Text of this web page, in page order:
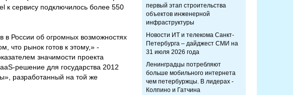
к сервису подключилось более 550
России об огромных возможностях
что рынок готов к этому,» -
значимости проекта
решение для государства 2012
разработанный на той же
первый этап строительства
объектов инженерной
инфраструктуры
Новости ИТ и телекома Санкт-
Петербурга – дайджест СМИ на
31 июля 2026 года
Ленинградцы потребляют
больше мобильного интернета
чем петербуржцы. В лидерах -
Колпино и Гатчина